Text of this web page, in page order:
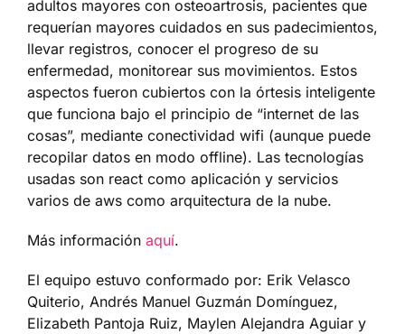
adultos mayores con osteoartrosis, pacientes que
requerían mayores cuidados en sus padecimientos,
llevar registros, conocer el progreso de su
enfermedad, monitorear sus movimientos. Estos
aspectos fueron cubiertos con la órtesis inteligente
que funciona bajo el principio de “internet de las
cosas”, mediante conectividad wifi (aunque puede
recopilar datos en modo offline). Las tecnologías
usadas son react como aplicación y servicios
varios de aws como arquitectura de la nube.
Más información aquí.
El equipo estuvo conformado por: Erik Velasco
Quiterio, Andrés Manuel Guzmán Domínguez,
Elizabeth Pantoja Ruiz, Maylen Alejandra Aguiar y